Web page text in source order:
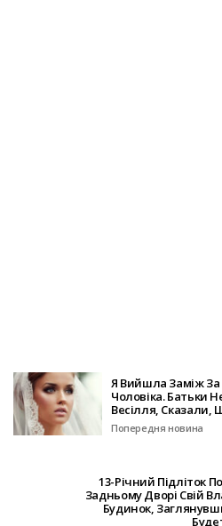
Я Вийшла Заміж За
Чоловіка. Батьки
Весілля, Сказали,
Попередня новина
13-Річний Підліток
Задньому Дворі Свій
Будинок,